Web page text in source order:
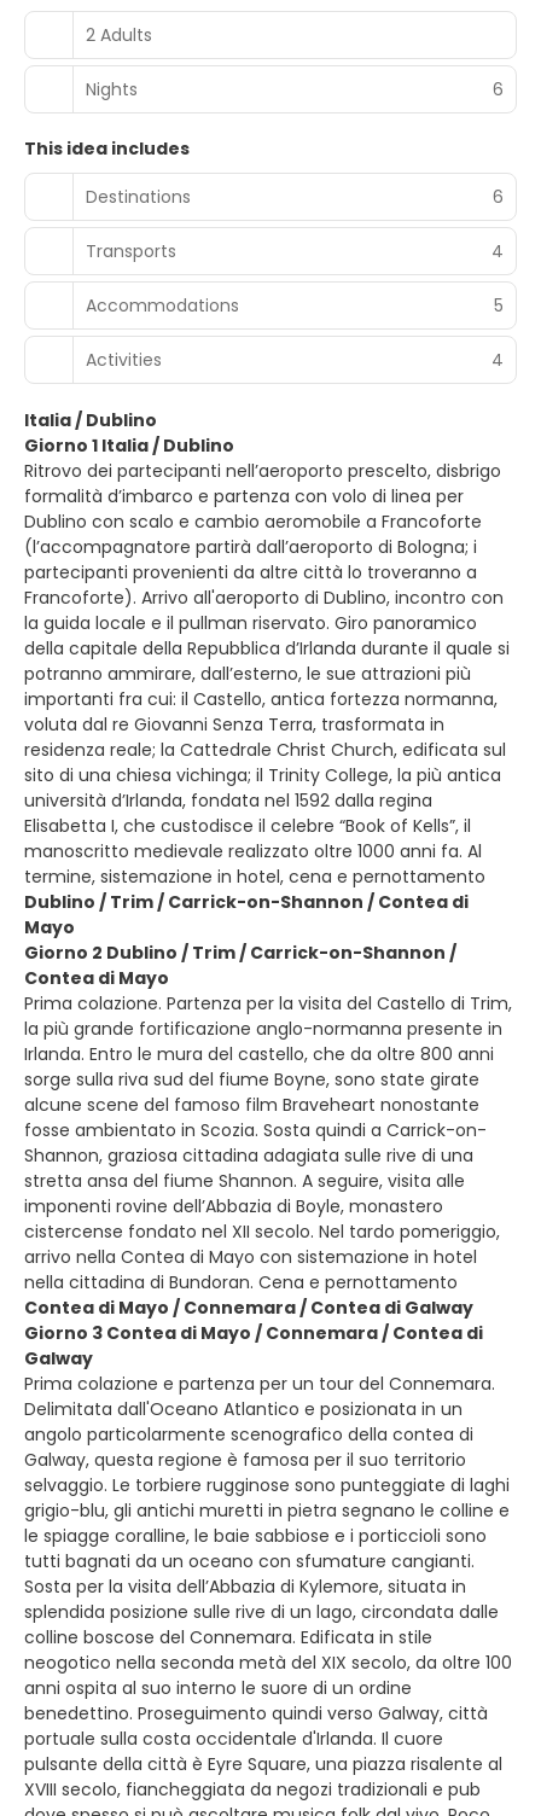
2 Adults
Nights 6
This idea includes
Destinations
6
Transports 4
Accommodations 5
Activities 4
Italia / Dublino
Giorno 1 Italia / Dublino
Ritrovo dei partecipanti nell’aeroporto prescelto, disbrigo
formalità d’imbarco e partenza con volo di linea per
Dublino con scalo e cambio aeromobile a Francoforte
(l’accompagnatore partirà dall’aeroporto di Bologna; i
partecipanti provenienti da altre città lo troveranno a
Francoforte). Arrivo all'aeroporto di Dublino, incontro con
la guida locale e il pullman riservato. Giro panoramico
della capitale della Repubblica d’Irlanda durante il quale si
potranno ammirare, dall’esterno, le sue attrazioni più
importanti fra cui: il Castello, antica fortezza normanna,
voluta dal re Giovanni Senza Terra, trasformata in
residenza reale; la Cattedrale Christ Church, edificata sul
sito di una chiesa vichinga; il Trinity College, la più antica
università d’Irlanda, fondata nel 1592 dalla regina
Elisabetta I, che custodisce il celebre “Book of Kells”, il
manoscritto medievale realizzato oltre 1000 anni fa. Al
termine, sistemazione in hotel, cena e pernottamento
Dublino / Trim / Carrick-on-Shannon / Contea di
Mayo
Giorno 2 Dublino / Trim / Carrick-on-Shannon /
Contea di Mayo
Prima colazione. Partenza per la visita del Castello di Trim,
la più grande fortificazione anglo-normanna presente in
Irlanda. Entro le mura del castello, che da oltre 800 anni
sorge sulla riva sud del fiume Boyne, sono state girate
alcune scene del famoso film Braveheart nonostante
fosse ambientato in Scozia. Sosta quindi a Carrick-on-
Shannon, graziosa cittadina adagiata sulle rive di una
stretta ansa del fiume Shannon. A seguire, visita alle
imponenti rovine dell’Abbazia di Boyle, monastero
cistercense fondato nel XII secolo. Nel tardo pomeriggio,
arrivo nella Contea di Mayo con sistemazione in hotel
nella cittadina di Bundoran. Cena e pernottamento
Contea di Mayo / Connemara / Contea di Galway
Giorno 3 Contea di Mayo / Connemara / Contea di
Galway
Prima colazione e partenza per un tour del Connemara.
Delimitata dall'Oceano Atlantico e posizionata in un
angolo particolarmente scenografico della contea di
Galway, questa regione è famosa per il suo territorio
selvaggio. Le torbiere rugginose sono punteggiate di laghi
grigio-blu, gli antichi muretti in pietra segnano le colline e
le spiagge coralline, le baie sabbiose e i porticcioli sono
tutti bagnati da un oceano con sfumature cangianti.
Sosta per la visita dell’Abbazia di Kylemore, situata in
splendida posizione sulle rive di un lago, circondata dalle
colline boscose del Connemara. Edificata in stile
neogotico nella seconda metà del XIX secolo, da oltre 100
anni ospita al suo interno le suore di un ordine
benedettino. Proseguimento quindi verso Galway, città
portuale sulla costa occidentale d'Irlanda. Il cuore
pulsante della città è Eyre Square, una piazza risalente al
XVIII secolo, fiancheggiata da negozi tradizionali e pub